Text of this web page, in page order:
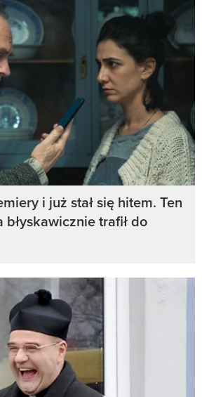
i już stał się hitem. Ten
trafił do